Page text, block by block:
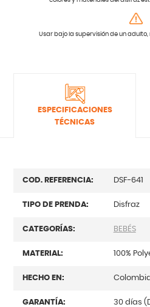
Usar bajo la supervisión de un
ESPECIFICACIONES
TÉCNICAS
COD. REFERENCIA: DSF-641
TIPO DE PRENDA: Disfraz
CATEGORÍAS: BEBÉS
MATERIAL: 100%
HECHO EN:
GARANTÍA: 30 días